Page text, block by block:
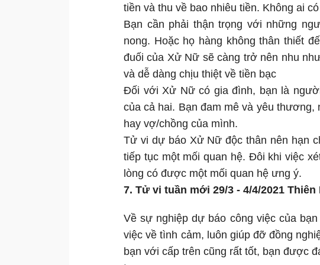
tiền và thu về bao nhiêu tiền. Không ai
Bạn cần phải thận trọng với những
nong. Hoặc họ hàng không thân thiết
đuối của Xử Nữ sẽ càng trở nên nhu
và dễ dàng chịu thiệt về tiền bạc
Đối với Xử Nữ có gia đình, bạn là
của cả hai. Bạn đam mê và yêu
hay vợ/chồng của mình.
Tử vi dự báo Xử Nữ độc thân nên hạn
tiếp tục một mối quan hệ. Đôi khi việc
lòng có được một mối quan hệ ưng ý.
7. Tử vi tuần mới 29/3 - 4/4/2021 Thiên
Về sự nghiệp dự báo công việc của
việc về tình cảm, luôn giúp đỡ đồng
bạn với cấp trên cũng rất tốt, bạn được